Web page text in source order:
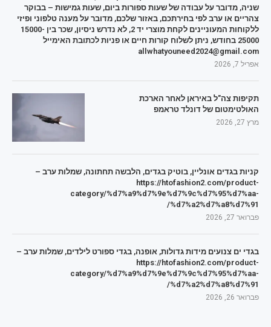
שניה, מדובר על עבודה של שעות ספורות ביום, שעות גמישות – בבוקר
צהריים או ערב לפי בחירתכם, באזור שלכם, מדובר על מענה טלפוני ופיזי
ללקוחות המעוניינים לקחת מוצרי יד 2, לא נדרש ניסיון, שכר בין 15000-
25000 בחודש, ניתן לשלוח קורות חיים או פניות לכתובת האימייל
allwhatyouneed2024@gmail.com
אפריל 7, 2026
תקיפות צה"ל באיראן לאחר הארכת
האולטימטום של דונלד טראמפ
מרץ 27, 2026
קניות בגדים אונליין, בוטיק בגדים, הלבשה תחתונה, שמלות ערב –
https://htofashion2.com/product-
category/%d7%a9%d7%9e%d7%9c%d7%95%d7%aa-
%d7%a2%d7%a8%d7%91/
פברואר 27, 2026
בגדי ים צנועים מידות גדולות, אופנה, בגדי ספורט לילדים, שמלות ערב –
https://htofashion2.com/product-
category/%d7%a9%d7%9e%d7%9c%d7%95%d7%aa-
%d7%a2%d7%a8%d7%91/
פברואר 26, 2026